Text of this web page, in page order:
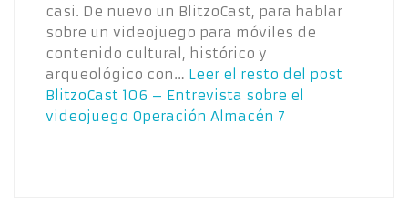
casi. De nuevo un BlitzoCast, para hablar
sobre un videojuego para móviles de
contenido cultural, histórico y
arqueológico con… Leer el resto del post
BlitzoCast 106 – Entrevista sobre el
videojuego Operación Almacén 7